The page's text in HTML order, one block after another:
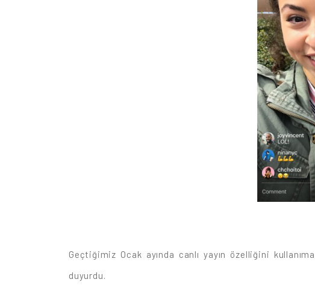
Geçtiğimiz Ocak ayında canlı yayın özelliğini
duyurdu.